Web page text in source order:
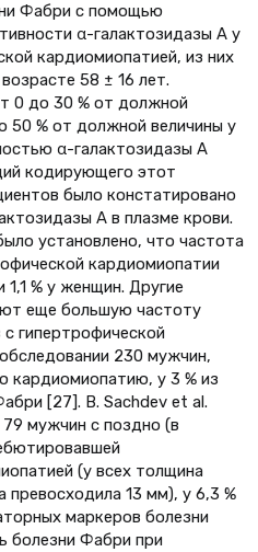
Фабри с помощью
α-галактозидазы А у
кардиомиопатией, из них
58 ± 16 лет.
0 до 30 % от должной
50 % от должной величины у
α-галактозидазы А
кодирующего этот
было констатировано
А в плазме крови.
установлено, что частота
кардиомиопатии
% у женщин. Другие
еще большую частоту
гипертрофической
230 мужчин,
кардиомиопатию, у 3 % из
[27]. B. Sachdev et al.
мужчин с поздно (в
(у всех толщина
13 мм), у 6,3 %
маркеров болезни
болезни Фабри при